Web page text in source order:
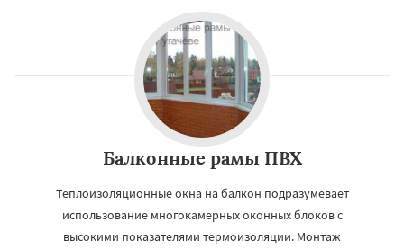
Балконные рамы ПВХ
Теплоизоляционные окна на балкон подразумевает
использование многокамерных оконных блоков с
высокими показателями термоизоляции. Монтаж